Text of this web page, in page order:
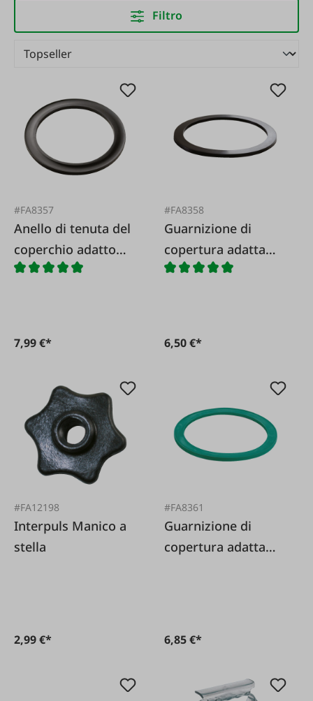
Filtro
#FA8357
Anello di tenuta del
coperchio adatto
per DeLaval
7,99 €*
#FA8358
Guarnizione di
copertura adatta
per Westfalia
6,50 €*
#FA12198
Interpuls Manico a
stella
2,99 €*
#FA8361
Guarnizione di
copertura adatta
6,85 €*